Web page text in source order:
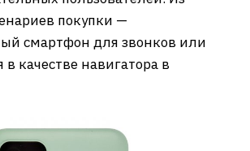
покупки —
смартфон для звонков или
в качестве навигатора в